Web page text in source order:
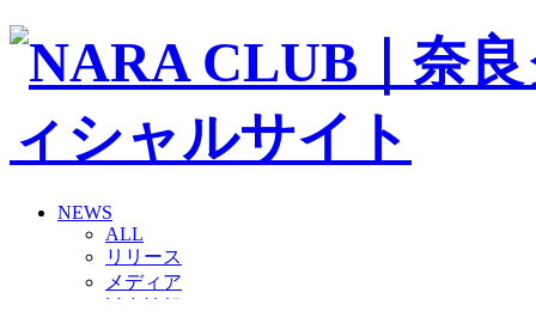
NEWS
ALL
リリース
メディア